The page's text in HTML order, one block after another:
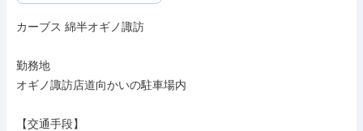
カーブス 綿半オギノ諏訪
勤務地
オギノ諏訪店道向かいの駐車場内
【交通手段】